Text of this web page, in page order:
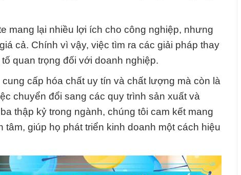
mang lại nhiều lợi ích cho công nghiệp, nhưng
cả. Chính vì vậy, việc tìm ra các giải pháp thay
quan trọng đối với doanh nghiệp.
cấp hóa chất uy tín và chất lượng mà còn là
chuyển đổi sang các quy trình sản xuất và
thập kỷ trong ngành, chúng tôi cam kết mang
giúp họ phát triển kinh doanh một cách hiệu